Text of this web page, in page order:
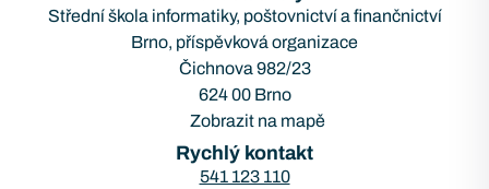
Střední škola informatiky, poštovnictví a finančnictví
Brno, příspěvková organizace
Čichnova 982/23
624 00 Brno
Zobrazit na mapě
Rychlý kontakt
541 123 110